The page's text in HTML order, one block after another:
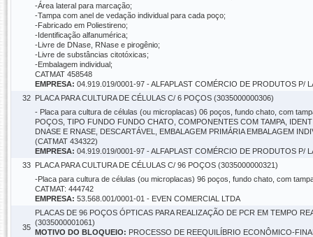
-Área lateral para marcação;
-Tampa com anel de vedação individual para cada poço;
-Fabricado em Poliestireno;
-Identificação alfanumérica;
-Livre de DNase, RNase e pirogênio;
-Livre de substâncias citotóxicas;
-Embalagem individual;
CATMAT 458548
EMPRESA: 04.919.019/0001-97 - ALFAPLAST COMÉRCIO DE PRODUTOS P/
32 PLACA PARA CULTURA DE CÉLULAS C/ 6 POÇOS (3035000000306)
- Placa para cultura de células (ou microplacas) 06 poços, fundo chato, com
POÇOS, TIPO FUNDO FUNDO CHATO, COMPONENTES COM TAMPA,
DNASE E RNASE, DESCARTÁVEL, EMBALAGEM PRIMÁRIA EMBALAGEM
(CATMAT 434322)
EMPRESA: 04.919.019/0001-97 - ALFAPLAST COMÉRCIO DE PRODUTOS P/
33 PLACA PARA CULTURA DE CÉLULAS C/ 96 POÇOS (3035000000321)
-Placa para cultura de células (ou microplacas) 96 poços, fundo chato, com
CATMAT: 444742
EMPRESA: 53.568.001/0001-01 - EVEN COMERCIAL LTDA
35
PLACAS DE 96 POÇOS ÓPTICAS PARA REALIZAÇÃO DE PCR EM TEMPO
(3035000001061)
MOTIVO DO BLOQUEIO: PROCESSO DE REEQUILÍBRIO ECONÔMICO-